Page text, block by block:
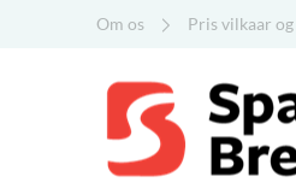
Om os Pris vilkaar